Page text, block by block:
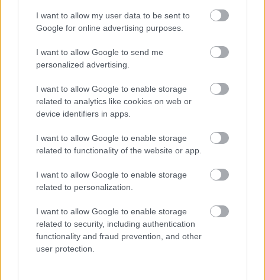
I want to allow my user data to be sent to
Google for online advertising purposes.
I want to allow Google to send me
personalized advertising.
I want to allow Google to enable storage
related to analytics like cookies on web or
device identifiers in apps.
I want to allow Google to enable storage
related to functionality of the website or app.
I want to allow Google to enable storage
related to personalization.
I want to allow Google to enable storage
related to security, including authentication
functionality and fraud prevention, and other
user protection.
A film leginkább a hirtelen hanghatásokkal operáló
jumpscare-ekre épül, ami egy olcsó ijesztegetési
Ezek a jelenetek magukban hordozzák azt a fajta
kreativitást és kiszámíthatatlanságot, amivel elérik a
kívánt hatást. A hátborzongató élményhez pedig a
meglehetősen egyedi és baljós hangulatú filmzene is
hozzájárul. Nem a megszokott zenei sémákat
hallhatjuk, ami igencsak egyedi szájízt ad az
élménynek. A cselekmény során a feszültség
fokozatosam épül, a fináléra pedig teljesen elborul
Parken Finn agya, a lehető legjobb értelemben véve.
Elképesztően brutális jeleneteket láthatunk
helyenként, a 18-as korhatárkarika használata teljes
Végszó:A Mosolyogj egy egyszerű és sablonos
horrorfilm. Hála azonban a rendező merészségének
és apró ötleteinek, messze kiemeli az átlagos